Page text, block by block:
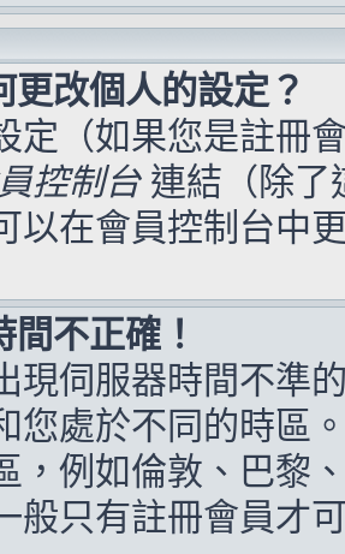
更改個人的設定？
定（如果您是註冊
控制台連結（除了
以在會員控制台中
間不正確！
現伺服器時間不準
您處於不同的時區
，例如倫敦、巴黎
般只有註冊會員才